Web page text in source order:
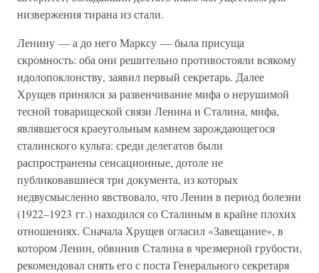
низвержения тирана из стали.
Ленину — а до него Марксу — была присуща
скромность: оба они решительно противостояли всякому
идолопоклонству, заявил первый секретарь. Далее
Хрущев принялся за развенчивание мифа о нерушимой
тесной товарищеской связи Ленина и Сталина, мифа,
являвшегося краеугольным камнем зарождающегося
сталинского культа: среди делегатов были
распространены сенсационные, дотоле не
публиковавшиеся три документа, из которых
недвусмысленно явствовало, что Ленин в период болезни
(1922–1923 гг.) находился со Сталиным в крайне плохих
отношениях. Сначала Хрущев огласил «Завещание», в
котором Ленин, обвинив Сталина в чрезмерной грубости,
рекомендовал снять его с поста Генерального секретаря